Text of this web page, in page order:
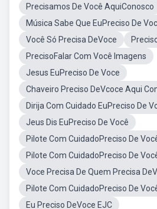
Precisamos De Você AquiConosco
Música Sabe Que EuPreciso De
Você Só Precisa DeVoce
PrecisoFalar Com Você Imagens
Jesus EuPreciso De Voce
Chaveiro Preciso DeVcoce Aqui
Dirija Com Cuidado EuPreciso De
Jeus Dis EuPreciso De Você
Pilote Com CuidadoPreciso De
Pilote Com CuidadoPreciso De
Voce Precisa De Quem Precisa
Pilote Com CuidadoPreciso De
Eu Preciso DeVoce EJC